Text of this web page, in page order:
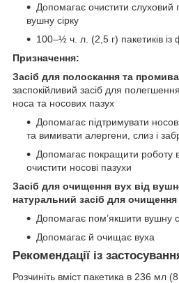
Допомагає очистити слуховий
вушну сірку
100–½ ч. л. (2,5 г) пакетиків із
Призначення:
Засіб для полоскання та
заспокійливий засіб для
носа та носових пазух
Допомагає підтримувати
та вимивати алергени, слиз і
Допомагає покращити роботу
очистити носові пазухи
Засіб для очищення вух від
натуральний засіб для
Допомагає пом’якшити вушну
Допомагає й очищає вуха
Рекомендації із
Розчиніть вміст пакетика в 236 мл